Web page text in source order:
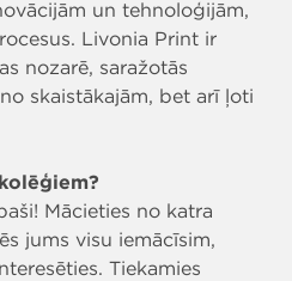
un tehnoloģijām,
Livonia Print ir
nozarē, saražotās
skaistākajām, bet arī ļoti
Mācieties no katra
jums visu iemācīsim,
Tiekamies